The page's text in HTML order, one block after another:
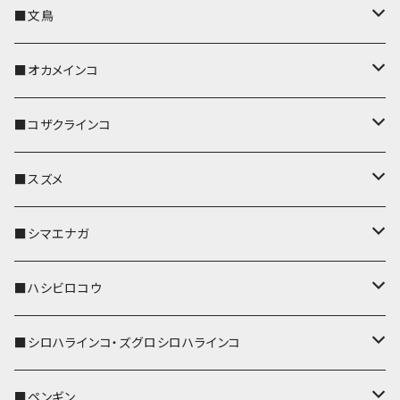
キーカバー
キーホルダー
パスケース
リール付きストラップ
リールのみ
ストラップ付
IDカードホルダー
キーケース
名刺入れ・カードケース
コインケース
■文鳥
キーカバー
キーホルダー
パスケース
リール付きストラップ
リールのみ
ストラップ付
キーケース
名刺入れ・カードケース
メガネケース
■オカメインコ
キーカバー
キーホルダー
パスケース
IDカードホルダー
リール付きストラップ
リールのみ
キーケース
■コザクラインコ
キーカバー
キーホルダー
パスケース
リール付きストラップ
リールのみ
メガネケース
■スズメ
キーカバー
キーホルダー
パスケース
リール付きストラップ
■シマエナガ
キーカバー
キーホルダー
パスケース
■ハシビロコウ
キーカバー
キーホルダー
■シロハラインコ・ズグロシロハラインコ
キーカバー
■ペンギン